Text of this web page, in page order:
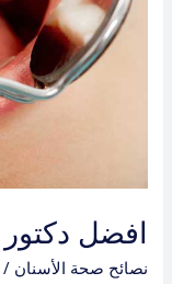
افضل
نصائح صحة الأسنان /
في
الرحاب